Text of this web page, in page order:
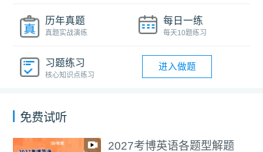
历年真题
真题实战演练
每日一练
每天10题练习
习题练习
核心知识点练习
进入做题
免费试听
2027考博英语各题型解题